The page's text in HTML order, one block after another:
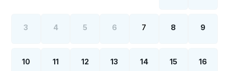
3 4 5 6 7 8 9
10 11 12 13 14 15 16